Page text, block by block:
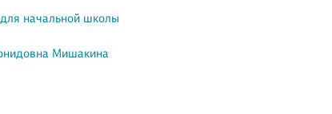
начальной школы
Мишакина